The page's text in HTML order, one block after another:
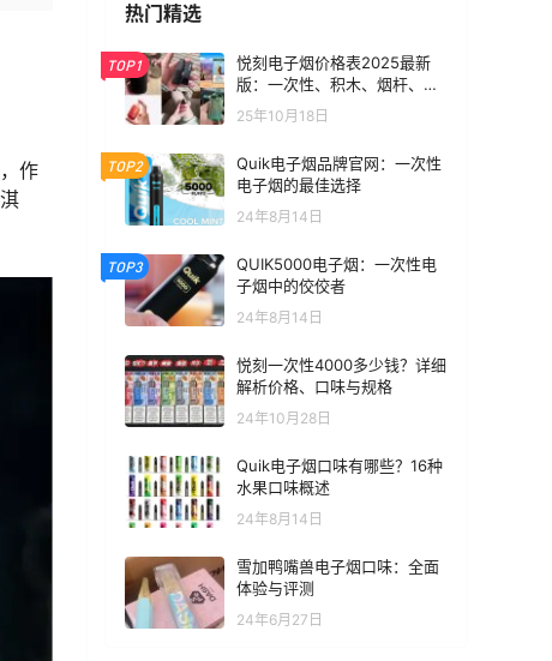
作
热门精选
TOP1
悦刻电子烟价格表2025最新
版：一次性、积木、烟杆、烟
弹全价位汇总
25年10月18日
TOP2
Quik电子烟品牌官网：一次性
电子烟的最佳选择
24年8月14日
TOP3
QUIK5000电子烟：一次性电
子烟中的佼佼者
24年8月14日
悦刻一次性4000多少钱？详细
解析价格、口味与规格
24年10月28日
Quik电子烟口味有哪些？16种
水果口味概述
24年8月14日
雪加鸭嘴兽电子烟口味：全面
体验与评测
24年6月27日